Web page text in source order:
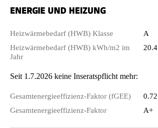
ENERGIE UND HEIZUNG
Heizwärmebedarf (HWB) Klasse
A
Heizwärmebedarf (HWB) kWh/m2 im
Jahr
20.4
Seit 1.7.2026 keine Inseratspflicht mehr:
Gesamtenergieeffizienz-Faktor (fGEE)
0.72
Gesamtenergieeffizienz-Faktor
A+